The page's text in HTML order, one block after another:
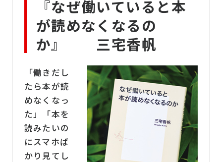
『なぜ働いていると本
が読めなくなるの
か』 三宅香帆
「働きだし
たら本が読
めなくなっ
た」「本を
読みたいの
にスマホば
かり見てし